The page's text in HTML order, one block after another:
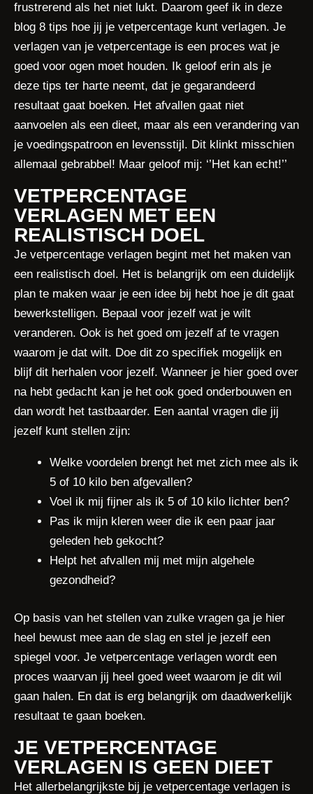
frustrerend als het niet lukt. Daarom geef ik in deze
blog 8 tips hoe jij je vetpercentage kunt verlagen. Je
verlagen van je vetpercentage is een proces wat je
goed voor ogen moet houden. Ik geloof erin als je
deze tips ter harte neemt, dat je gegarandeerd
resultaat gaat boeken. Het afvallen gaat niet
aanvoelen als een dieet, maar als een verandering van
je voedingspatroon en levensstijl. Dit klinkt misschien
allemaal gebrabbel! Maar geloof mij: ‘’Het kan echt!’’
VETPERCENTAGE
VERLAGEN MET EEN
REALISTISCH DOEL
Je vetpercentage verlagen begint met het maken van
een realistisch doel. Het is belangrijk om een duidelijk
plan te maken waar je een idee bij hebt hoe je dit gaat
bewerkstelligen. Bepaal voor jezelf wat je wilt
veranderen. Ook is het goed om jezelf af te vragen
waarom je dat wilt. Doe dit zo specifiek mogelijk en
blijf dit herhalen voor jezelf. Wanneer je hier goed over
na hebt gedacht kan je het ook goed onderbouwen en
dan wordt het tastbaarder. Een aantal vragen die jij
jezelf kunt stellen zijn:
Welke voordelen brengt het met zich mee als ik
5 of 10 kilo ben afgevallen?
Voel ik mij fijner als ik 5 of 10 kilo lichter ben?
Pas ik mijn kleren weer die ik een paar jaar
geleden heb gekocht?
Helpt het afvallen mij met mijn algehele
gezondheid?
Op basis van het stellen van zulke vragen ga je hier
heel bewust mee aan de slag en stel je jezelf een
spiegel voor. Je vetpercentage verlagen wordt een
proces waarvan jij heel goed weet waarom je dit wil
gaan halen. En dat is erg belangrijk om daadwerkelijk
resultaat te gaan boeken.
JE VETPERCENTAGE
VERLAGEN IS GEEN DIEET
Het allerbelangrijkste bij je vetpercentage verlagen is